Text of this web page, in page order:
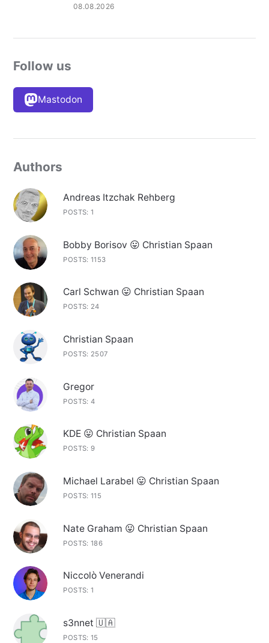
08.08.2026
Follow us
Mastodon
Authors
Andreas Itzchak Rehberg
POSTS: 1
Bobby Borisov 😛 Christian Spaan
POSTS: 1153
Carl Schwan 😛 Christian Spaan
POSTS: 24
Christian Spaan
POSTS: 2507
Gregor
POSTS: 4
KDE 😛 Christian Spaan
POSTS: 9
Michael Larabel 😛 Christian Spaan
POSTS: 115
Nate Graham 😛 Christian Spaan
POSTS: 186
Niccolò Venerandi
POSTS: 1
s3nnet 🇺🇦
POSTS: 15